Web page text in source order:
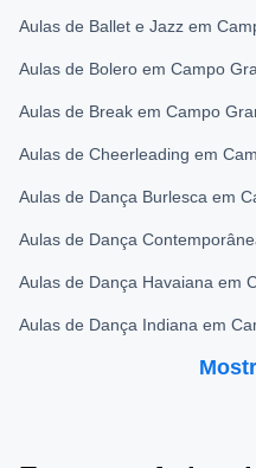
Aulas de Ballet e Jazz em
Aulas de Bolero em Campo
Aulas de Break em Campo
Aulas de Cheerleading em
Aulas de Dança Burlesca em
Aulas de Dança
Aulas de Dança Havaiana em
Aulas de Dança Indiana em